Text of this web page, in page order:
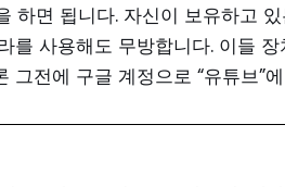
하면 됩니다. 자신이 보유하고
를 사용해도 무방합니다. 이들
그전에 구글 계정으로 “유튜브”